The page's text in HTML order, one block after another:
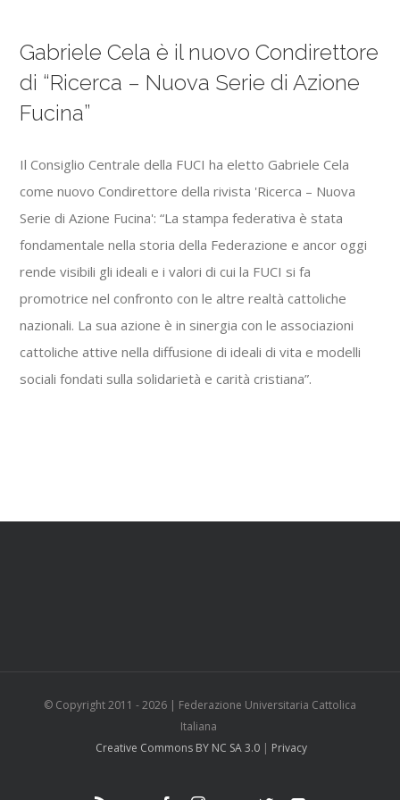
Gabriele Cela è il nuovo Condirettore
di “Ricerca – Nuova Serie di Azione
Fucina”
Il Consiglio Centrale della FUCI ha eletto Gabriele Cela
come nuovo Condirettore della rivista 'Ricerca – Nuova
Serie di Azione Fucina': “La stampa federativa è stata
fondamentale nella storia della Federazione e ancor oggi
rende visibili gli ideali e i valori di cui la FUCI si fa
promotrice nel confronto con le altre realtà cattoliche
nazionali. La sua azione è in sinergia con le associazioni
cattoliche attive nella diffusione di ideali di vita e modelli
sociali fondati sulla solidarietà e carità cristiana”.
© Copyright 2011 -2026 | Federazione Universitaria Cattolica
Italiana
Creative Commons BY NC SA 3.0 | Privacy